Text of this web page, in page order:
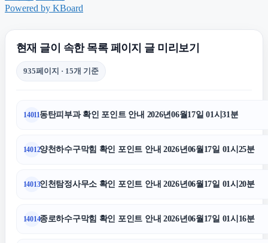
광교피부과
대구이혼전문변호사
수원형사변호사
Powered by KBoard
현재 글이 속한 목록 페이지 글 미리보기
935페이지 · 15개 기준
14011동탄피부과 확인 포인트 안내 2026년06월17일 01시31분
14012양천하수구막힘 확인 포인트 안내 2026년06월17일 01시25분
14013인천탐정사무소 확인 포인트 안내 2026년06월17일 01시20분
14014종로하수구막힘 확인 포인트 안내 2026년06월17일 01시16분